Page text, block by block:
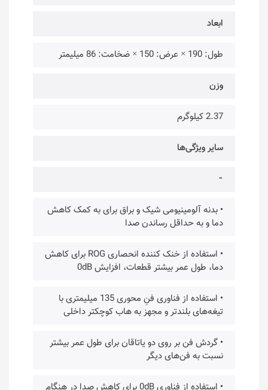
ابعاد
طول: 190 × عرض: 150 × ضخامت: 86 میلیمتر
وزن
2.37 کیلوگرم
سایر ویژگی‌ها
⁃
• بدنه آلومینیومی شیک و براق برای به کمک کاهش
دما و به حداقل رساندن صدا
• استفاده از خنک کننده انحصاری ROG برای کاهش
دما، طول عمر بیشتر قطعات، افزایش 0dB
• استفاده از فناوری فنِ محوری 135 میلیمتری با
تیغه‌های بلندتر و مجهز به هاب کوچکتر داخلی
• گردش فن بر روی دو یاتاقان برای طول عمر بیشتر
نسبت به فن‌های دیگر